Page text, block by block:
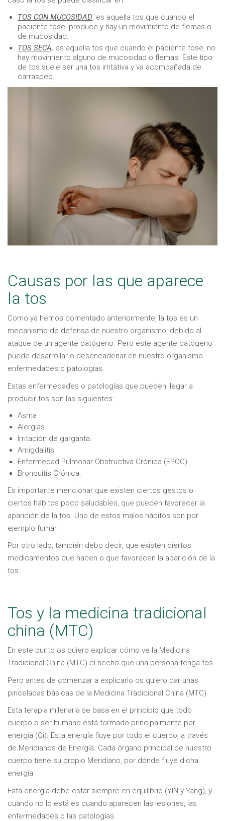
TOS CON MUCOSIDAD, es aquella tos que cuando el
paciente tose, produce y hay un movimiento de flemas o
de mucosidad.
TOS SECA, es aquella tos que cuando el paciente tose, no
hay movimiento alguno de mucosidad o flemas. Este tipo
de tos suele ser una tos irritativa y va acompañada de
carraspeo.
Causas por las que aparece
la tos
Como ya hemos comentado anteriormente, la tos es un
mecanismo de defensa de nuestro organismo, debido al
ataque de un agente patógeno. Pero este agente patógeno
puede desarrollar o desencadenar en nuestro organismo
enfermedades o patologías.
Estas enfermedades o patologías que pueden llegar a
producir tos son las siguientes:
Asma
Alergias
Irritación de garganta.
Amigdalitis
Enfermedad Pulmonar Obstructiva Crónica (EPOC).
Bronquitis Crónica.
Es importante mencionar que existen ciertos gestos o
ciertos hábitos poco saludables, que pueden favorecer la
aparición de la tos. Uno de estos malos hábitos son por
ejemplo fumar.
Por otro lado, también debo decir, que existen ciertos
medicamentos que hacen o que favorecen la aparición de la
tos.
Tos y la medicina tradicional
china (MTC)
En este punto os quiero explicar cómo ve la Medicina
Tradicional China (MTC) el hecho que una persona tenga tos.
Pero antes de comenzar a explicarlo os quiero dar unas
pinceladas básicas de la Medicina Tradicional China (MTC).
Esta terapia milenaria se basa en el principio que todo
cuerpo o ser humano está formado principalmente por
energía (Qi). Esta energía fluye por todo el cuerpo, a través
de Meridianos de Energía. Cada órgano principal de nuestro
cuerpo tiene su propio Meridiano, por dónde fluye dicha
energía.
Esta energía debe estar siempre en equilibrio (YIN y Yang), y
cuando no lo está es cuando aparecen las lesiones, las
enfermedades o las patologías.